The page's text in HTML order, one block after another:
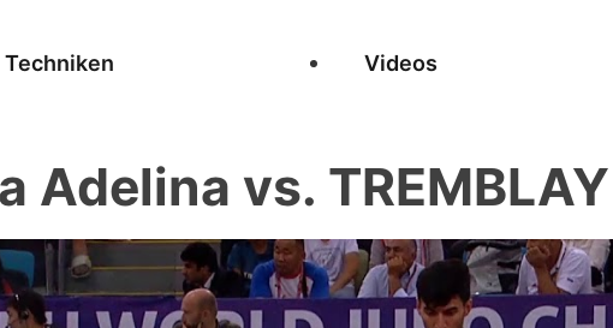
Techniken Videos
Adelina vs.